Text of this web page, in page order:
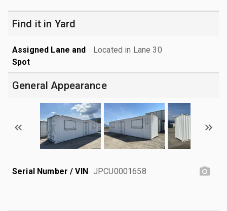
Find it in Yard
Assigned Lane and
Spot
Located in Lane 30
General Appearance
Serial Number / VIN JPCU0001658